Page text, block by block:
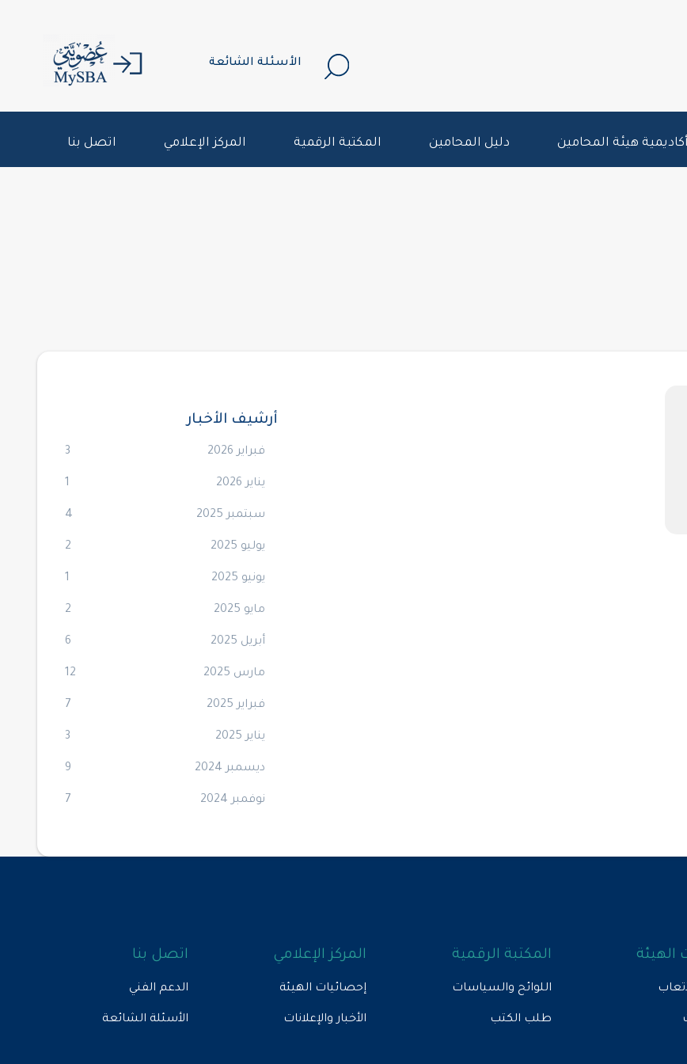
الأسئلة الشائعة
أكاديمية هيئة المحامين دليل المحامين المكتبة الرقمية المركز الإعلامي اتصل بنا
أرشيف الأخبار
فبراير 2026
يناير 2026
سبتمبر 2025
يوليو 2025
يونيو 2025
مايو 2025
أبريل 2025
مارس 2025
فبراير 2025
يناير 2025
ديسمبر 2024
نوفمبر 2024
الهيئة المكتبة الرقمية
اللوائح والسياسات
طلب الكتب
المركز الإعلامي
إحصائيات الهيئة
الأخبار والإعلانات
اتصل بنا
الدعم الفني
الأسئلة الشائعة